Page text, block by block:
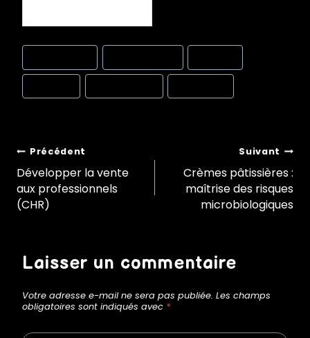
Post
Tags:
Navigation
de
l’article
Précédent
Développer la vente
aux professionnels
(CHR)
Suivant
Crèmes pâtissières :
maîtrise des risques
microbiologiques
Laisser un commentaire
Votre adresse e-mail ne sera pas publiée. Les champs
obligatoires sont indiqués avec *